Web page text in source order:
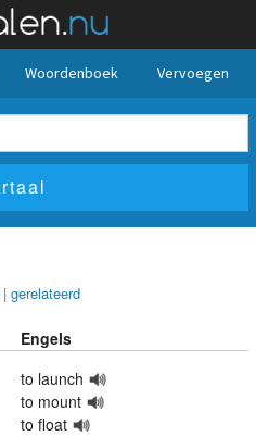
Woordenboek Vervoegen
| gerelateerd
Engels
to launch
to mount
to float